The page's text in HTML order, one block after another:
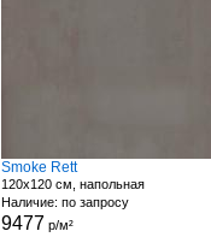
Smoke Rett
120x120 см, напольная
Наличие: по запросу
9477 р/м²